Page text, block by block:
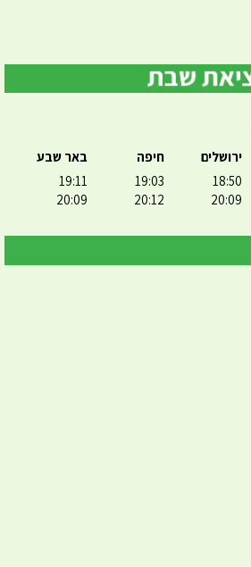
ירושלים
18:50
20:09
חיפה
19:03
20:12
באר שבע
19:11
20:09